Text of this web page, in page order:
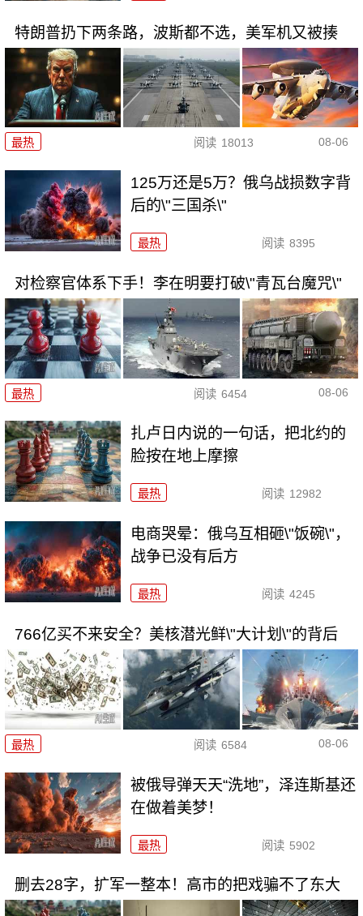
特朗普扔下两条路，波斯都不选，美军机又被揍
最热 阅读 18013 08-06
125万还是5万？俄乌战损数字背
后的\"三国杀\"
最热 阅读 8395
对检察官体系下手！李在明要打破\"青瓦台魔咒\"
最热 阅读 6454 08-06
扎卢日内说的一句话，把北约的
脸按在地上摩擦
最热 阅读 12982
电商哭晕：俄乌互相砸\"饭碗\"，
战争已没有后方
最热 阅读 4245
766亿买不来安全？美核潜光鲜\"大计划\"的背后
最热 阅读 6584 08-06
被俄导弹天天“洗地”，泽连斯基还
在做着美梦！
最热 阅读 5902
删去28字，扩军一整本！高市的把戏骗不了东大